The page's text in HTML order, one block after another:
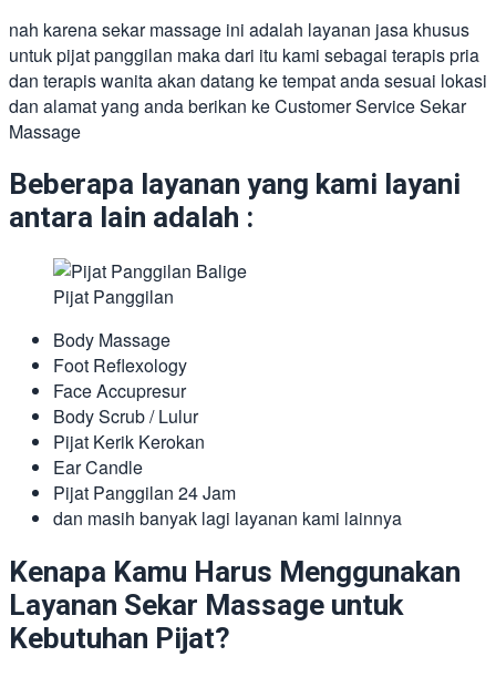
nah karena sekar massage ini adalah layanan jasa khusus
untuk pijat panggilan maka dari itu kami sebagai terapis pria
dan terapis wanita akan datang ke tempat anda sesuai lokasi
dan alamat yang anda berikan ke Customer Service Sekar
Massage
Beberapa layanan yang kami layani
antara lain adalah :
Pijat Panggilan
Body Massage
Foot Reflexology
Face Accupresur
Body Scrub / Lulur
Pijat Kerik Kerokan
Ear Candle
Pijat Panggilan 24 Jam
dan masih banyak lagi layanan kami lainnya
Kenapa Kamu Harus Menggunakan
Layanan Sekar Massage untuk
Kebutuhan Pijat?